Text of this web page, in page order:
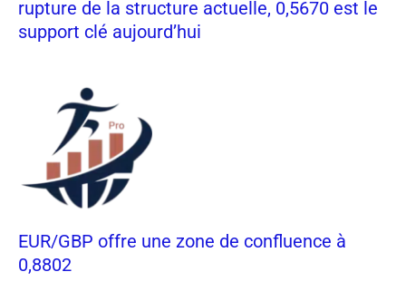
rupture de la structure actuelle, 0,5670 est le
support clé aujourd’hui
EUR/GBP offre une zone de confluence à
0,8802